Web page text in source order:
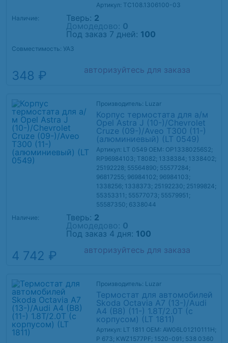
Артикул: ТС108.1306100-03
Наличие:
Тверь: 2
Домодедово: 0
Под заказ 7 дней: 100
Совместимость: УАЗ
348 ₽ авторизуйтесь для заказа
Производитель: Luzar
Корпус термостата для а/м
Opel Astra J (10-)/Chevrolet
Cruze (09-)/Aveo T300 (11-)
(алюминиевый) (LT 0549)
Артикул: LT 0549 OEM: OP13380256S2;
RP96984103; T8082; 1338384; 1338402;
25192228; 55564890; 55577284;
96817255; 96984102; 96984103;
1338256; 1338373; 25192230; 25199824;
55353311; 55577073; 55579951;
55587350; 6338044
Наличие:
Тверь: 2
Домодедово: 0
Под заказ 4 дня: 100
4 742 ₽ авторизуйтесь для заказа
Производитель: Luzar
Термостат для автомобилей
Skoda Octavia A7 (13-)/Audi
A4 (B8) (11-) 1.8T/2.0T (с
корпусом) (LT 1811)
Артикул: LT 1811 OEM: AW06L01210111H;
P 673; KWZ1577PF; 1520-091; 538 0360